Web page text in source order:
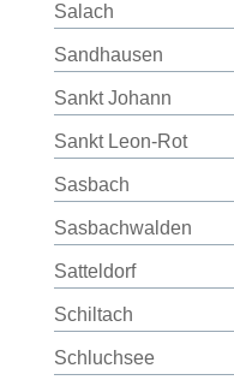
Salach
Sandhausen
Sankt Johann
Sankt Leon-Rot
Sasbach
Sasbachwalden
Satteldorf
Schiltach
Schluchsee